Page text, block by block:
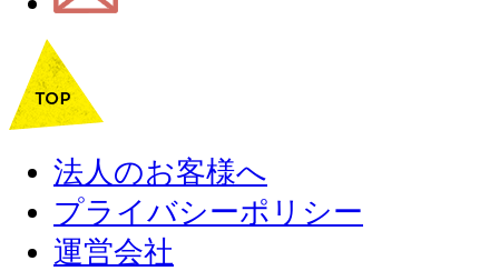
法人のお客様へ
プライバシーポリシー
運営会社